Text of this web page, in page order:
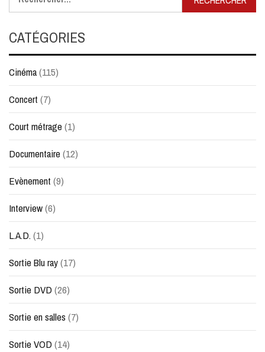
CATÉGORIES
Cinéma(115)
Concert (7)
Court métrage(1)
Documentaire(12)
Evènement (9)
Interview(6)
L.A.D.(1)
Sortie Blu ray(17)
Sortie DVD(26)
Sortie en salles(7)
Sortie VOD(14)